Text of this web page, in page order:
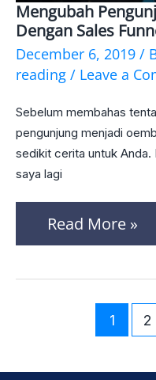
Mengubah
Dengan Sales
December 6, 2019 /
reading / Leave a
Sebelum membahas
pengunjung menjadi
sedikit cerita untuk Anda.
saya lagi
Mengubah
Pengunjung
Menjadi
Dengan
Sales
Funnel
Read More »
1 2